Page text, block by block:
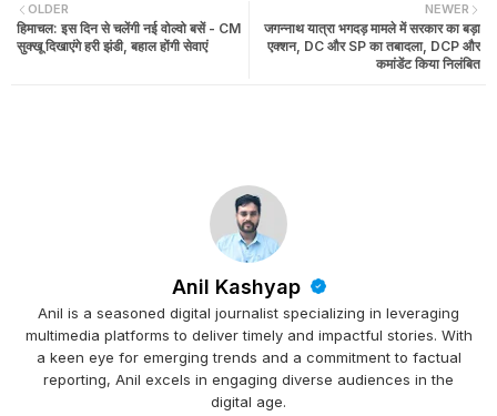
NEWER
जगन्नाथ यात्रा भगदड़ मामले में सरकार का बड़ा
एक्शन, DC और SP का तबादला, DCP और
कमांडेंट किया निलंबित
OLDER
हिमाचल: इस दिन से चलेंगी नई वोल्वो बसें - CM
सुक्खू दिखाएंगे हरी झंडी, बहाल होंगी सेवाएं
Anil Kashyap
Anil is a seasoned digital journalist specializing in leveraging
multimedia platforms to deliver timely and impactful stories. With
a keen eye for emerging trends and a commitment to factual
reporting, Anil excels in engaging diverse audiences in the
digital age.